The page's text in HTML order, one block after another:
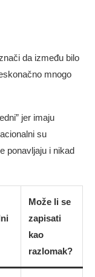
da između bilo
mnogo
jer imaju
su
ponavljaju i nikad
Može li se
zapisati
kao
razlomak?